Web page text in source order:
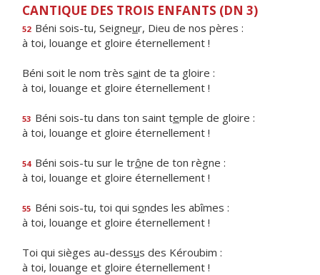
CANTIQUE DES TROIS ENFANTS (DN 3)
52 Béni sois-tu, Seigneur, Dieu de nos pères :
à toi, louange et gloire éternellement !
Béni soit le nom très saint de ta gloire :
à toi, louange et gloire éternellement !
53 Béni sois-tu dans ton saint temple de gloire :
à toi, louange et gloire éternellement !
54 Béni sois-tu sur le trône de ton règne :
à toi, louange et gloire éternellement !
55 Béni sois-tu, toi qui sondes les abîmes :
à toi, louange et gloire éternellement !
Toi qui sièges au-dessus des Kéroubim :
à toi, louange et gloire éternellement !